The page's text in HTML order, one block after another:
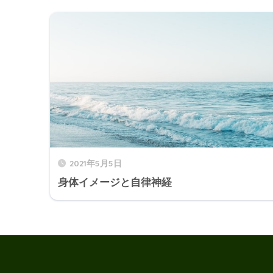
2021年5月5日
身体イメージと自律神経